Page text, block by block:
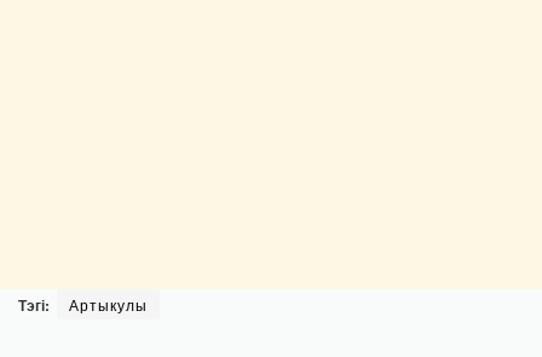
Тэгі: Артыкулы